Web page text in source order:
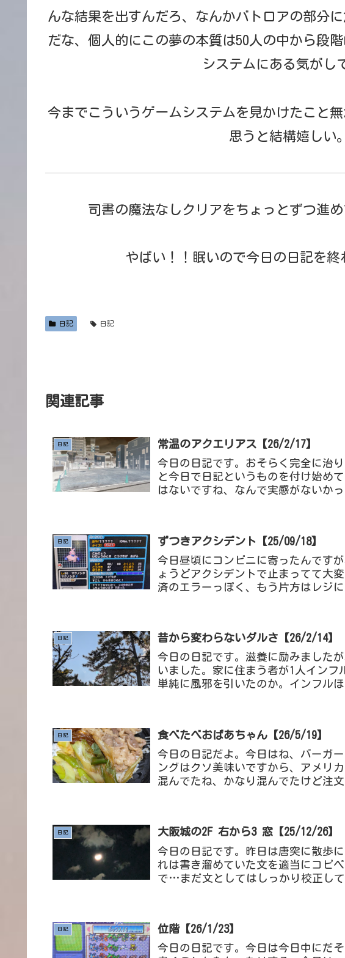
んな結果を出すんだろ、なんかバトロアの部分
だな、個人的にこの夢の本質は50人の中から段
システムにある気がし
今までこういうゲームシステムを見かけたこと
思うと結構嬉しい。
司書の魔法なしクリアをちょっとずつ進め
やばい！！眠いので今日の日記を
日記 日記
関連記事
日記 常温のアクエリアス【26/2/17】
今日の日記です。おそらく完全に治
と今日で日記というものを付け始め
はないですね、なんで実感がないか
日記 ずつきアクシデント【25/09/18】
今日昼頃にコンビニに寄ったんです
ょうどアクシデントで止まってて大
済のエラーっぽく、もう片方はレジ
日記 昔から変わらないダルさ【26/2/14】
今日の日記です。滋養に励みました
いました。家に住まう者が1人インフ
単純に風邪を引いたのか。インフル
日記 食べたべおばあちゃん【26/5/19】
今日の日記だよ。今日はね、バーガ
ングはクソ美味いですから、アメリ
混んでたね、かなり混んでたけど注
日記 大阪城の2F 右から3 窓【25/12/26】
今日の日記です。昨日は唐突に散歩
れは書き溜めていた文を適当にコピ
で…まだ文としてはしっかり校正し
日記 位階【26/1/23】
今日の日記です。今日は今日中にだ